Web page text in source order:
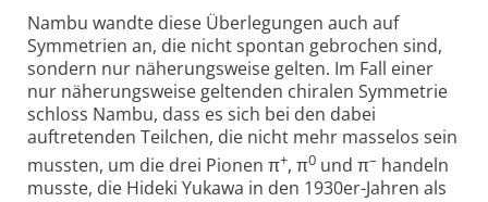
Nambu wandte diese Überlegungen auch auf
Symmetrien an, die nicht spontan gebrochen sind,
sondern nur näherungsweise gelten. Im Fall einer
nur näherungsweise geltenden chiralen Symmetrie
schloss Nambu, dass es sich bei den dabei
auftretenden Teilchen, die nicht mehr masselos sein
mussten, um die drei Pionen π+, π0 und π– handeln
musste, die Hideki Yukawa in den 1930er-Jahren als